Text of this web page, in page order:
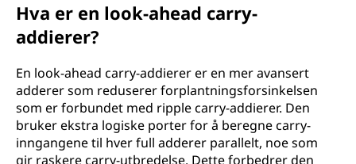
Hva er en look-ahead carry-
addierer?
En look-ahead carry-addierer er en mer avansert
adderer som reduserer forplantningsforsinkelsen
som er forbundet med ripple carry-addierer. Den
bruker ekstra logiske porter for å beregne carry-
inngangene til hver full adderer parallelt, noe som
gir raskere carry-utbredelse. Dette forbedrer den